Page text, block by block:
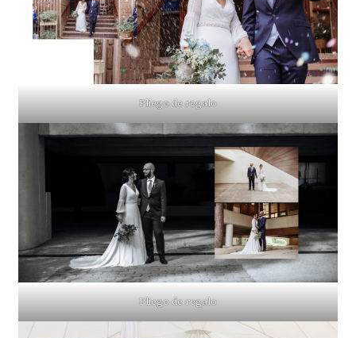
Pliego de regalo
Pliego de regalo